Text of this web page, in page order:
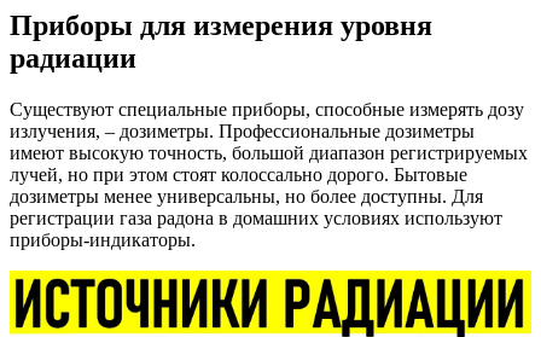
Приборы для измерения уровня
радиации
Существуют специальные приборы, способные измерять дозу
излучения, – дозиметры. Профессиональные дозиметры
имеют высокую точность, большой диапазон регистрируемых
лучей, но при этом стоят колоссально дорого. Бытовые
дозиметры менее универсальны, но более доступны. Для
регистрации газа радона в домашних условиях используют
приборы-индикаторы.